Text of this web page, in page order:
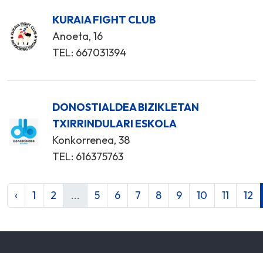
KURAIA FIGHT CLUB
Anoeta, 16
TEL: 667031394
DONOSTIALDEA BIZIKLETAN
TXIRRINDULARI ESKOLA
Konkorrenea, 38
TEL: 616375763
‹ 1 2 ... 5 6 7 8 9 10 11 12